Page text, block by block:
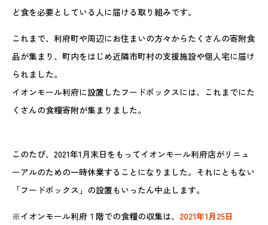
ど食を必要としている人に届ける取り組みです。
これまで、利府町や周辺にお住まいの方々からたくさんの寄附食
品が集まり、町内をはじめ近隣市町村の支援施設や個人宅に届け
られました。
イオンモール利府に設置したフードボックスには、これまでにた
くさんの食糧寄附が集まりました。
このたび、2021年1月末日をもってイオンモール利府店がリニュ
ーアルのための一時休業することになりました。それにともない
「フードボックス」の設置もいったん中止します。
※イオンモール利府１階での食糧の収集は、 2021年1月25日